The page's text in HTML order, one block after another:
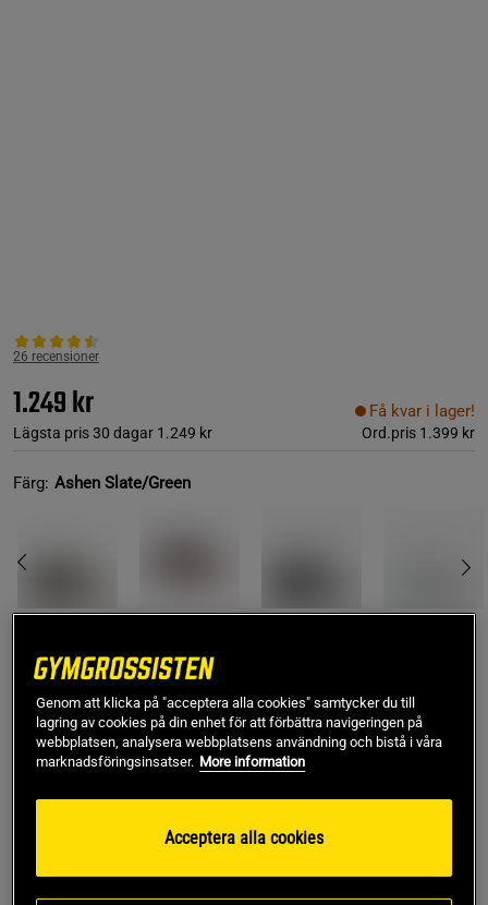
26 recensioner
1.249 kr
Lägsta pris 30 dagar 1.249 kr Ord.pris 1.399 kr
Få kvar i lager!
Färg: Ashen Slate/Green
45
Lägg i varukorgen
Vytautas RFramröstad topprecension
Genom att klicka på "acceptera alla cookies" samtycker du till
lagring av cookies på din enhet för att förbättra navigeringen på
webbplatsen, analysera webbplatsens användning och bistå i våra
marknadsföringsinsatser. More information
Acceptera alla cookies